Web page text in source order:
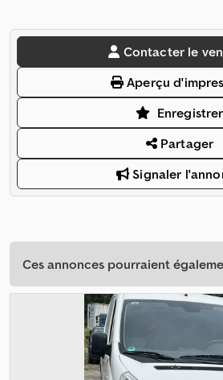
Contacter le
Aperçu
Enregistrer
Partager
Signaler
Ces annonces pourraient